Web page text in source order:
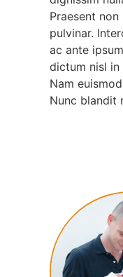
Praesent
pulvinar.
ac ante
dictum nisl in
Nam
Nunc blandit